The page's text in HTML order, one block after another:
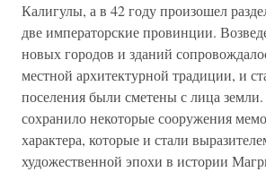
Калигулы, а в 42 году произошел
две императорские провинции.
новых городов и зданий
местной архитектурной традиции, и
поселения были сметены с лица
сохранило некоторые сооружения
характера, которые и стали
художественной эпохи в истории